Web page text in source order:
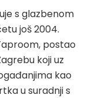
s glazbenom
još 2004.
postao
koji uz
kao
u suradnji s